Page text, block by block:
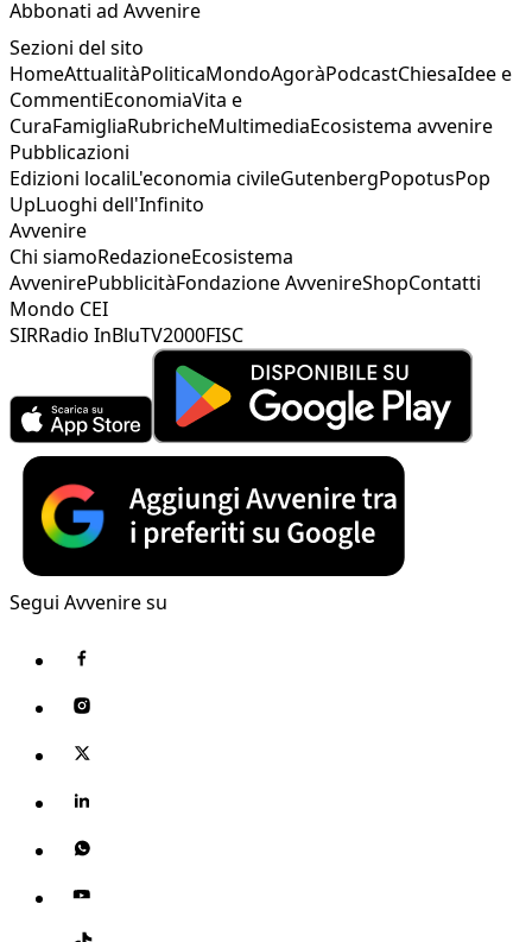
Abbonati ad Avvenire
Sezioni del sito
HomeAttualitàPoliticaMondoAgoràPodcastChiesaIdee e
CommentiEconomiaVita e
CuraFamigliaRubricheMultimediaEcosistema avvenire
Pubblicazioni
Edizioni localiL'economia civileGutenbergPopotusPop
UpLuoghi dell'Infinito
Avvenire
Chi siamoRedazioneEcosistema
AvvenirePubblicitàFondazione AvvenireShopContatti
Mondo CEI
SIRRadio InBluTV2000FISC
Segui Avvenire su